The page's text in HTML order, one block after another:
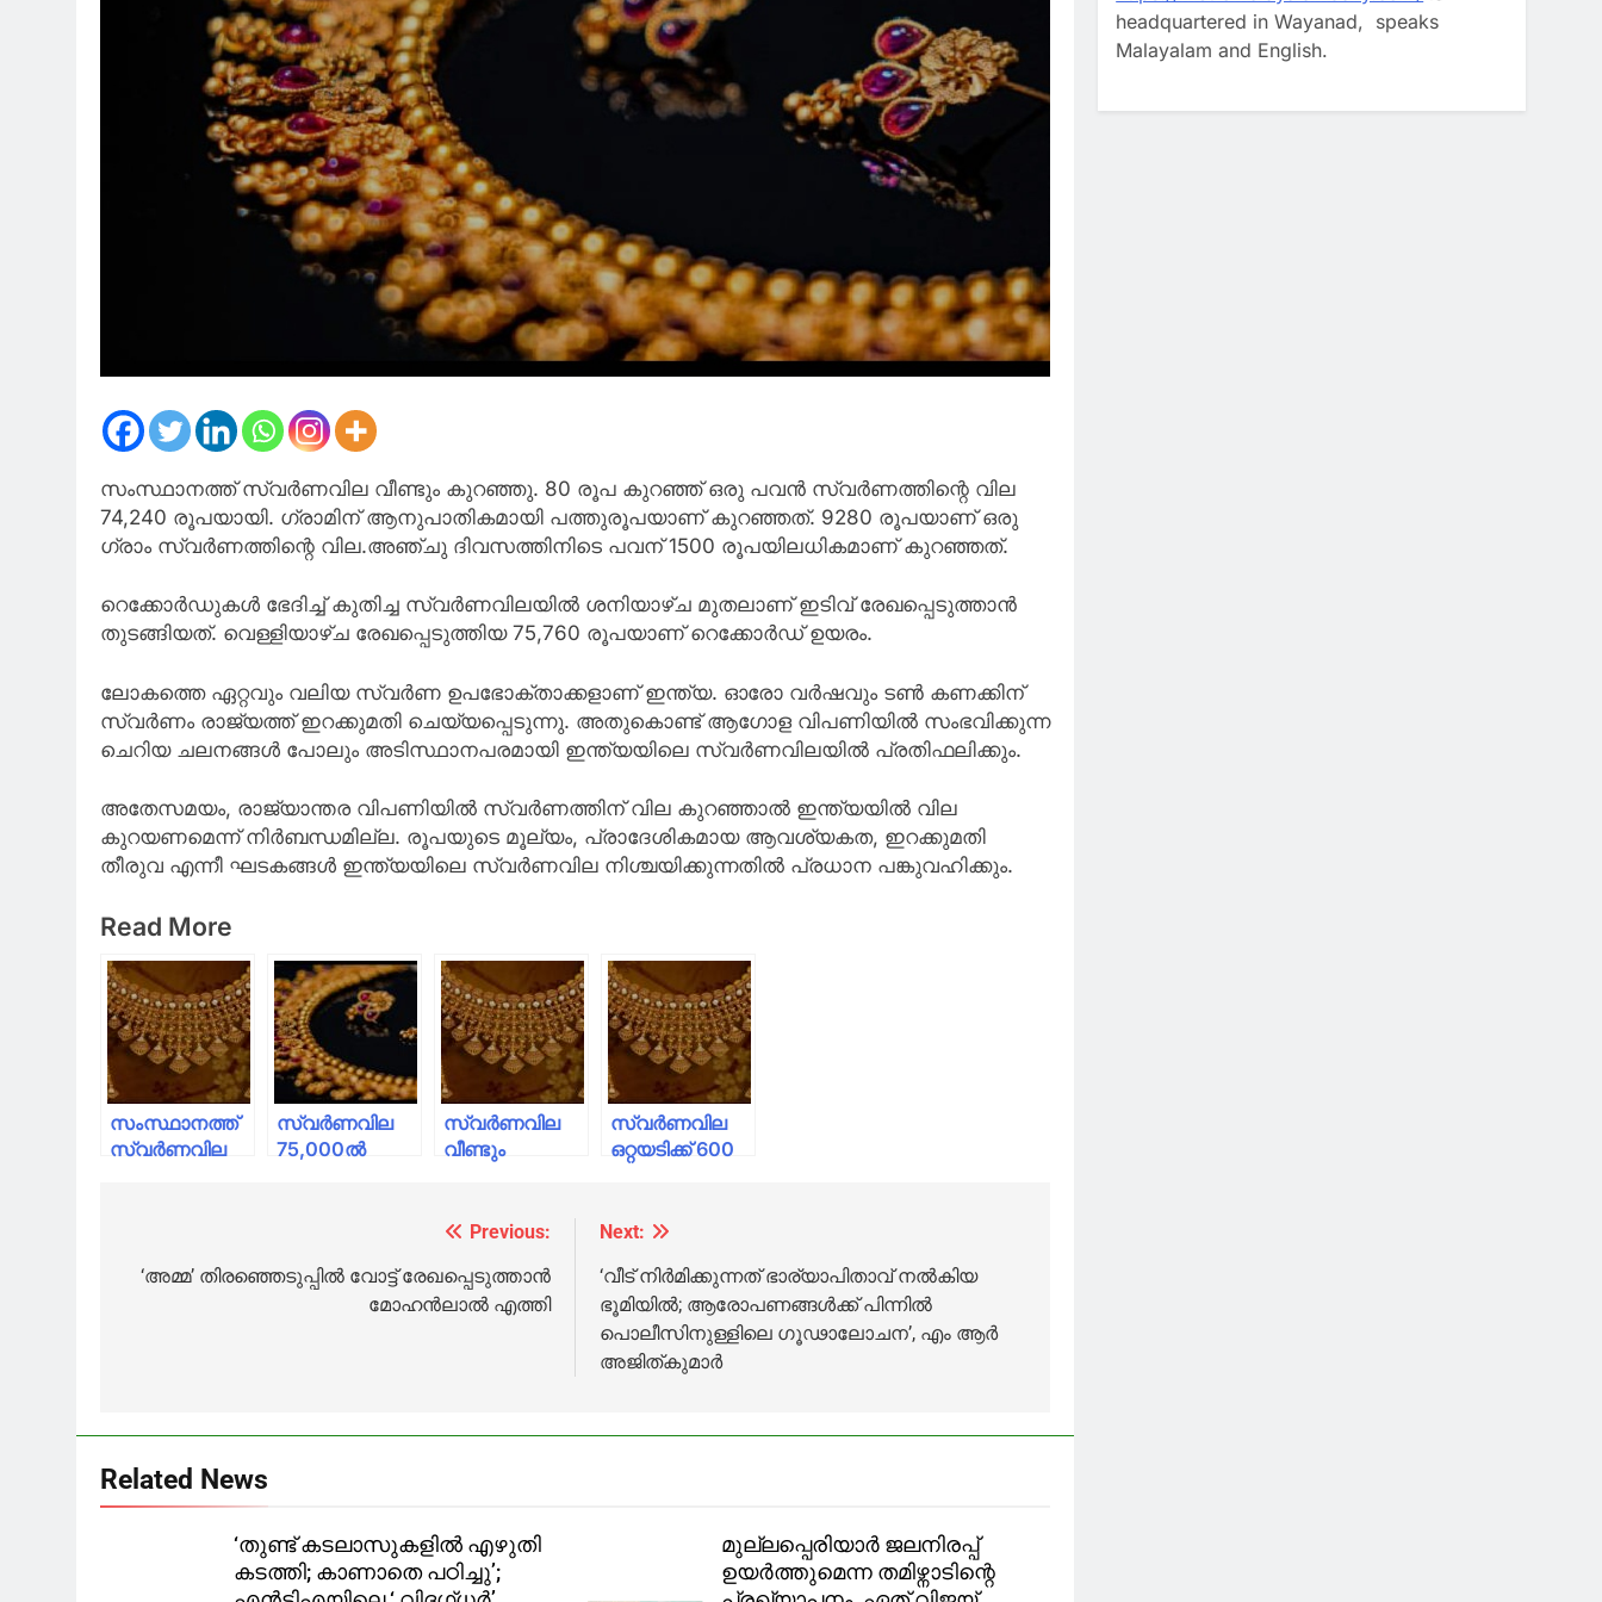
സംസ്ഥാനത്ത് സ്വര്‍ണവില വീണ്ടും കുറഞ്ഞു. 80 രൂപ കുറഞ്ഞ് ഒരു പവന്‍ സ്വര്‍ണത്തിന്റെ വില
74,240 രൂപയായി. ഗ്രാമിന് ആനുപാതികമായി പത്തുരൂപയാണ് കുറഞ്ഞത്. 9280 രൂപയാണ് ഒരു
ഗ്രാം സ്വര്‍ണത്തിന്റെ വില.അഞ്ചു ദിവസത്തിനിടെ പവന് 1500 രൂപയിലധികമാണ് കുറഞ്ഞത്.
റെക്കോര്‍ഡുകള്‍ ഭേദിച്ച് കുതിച്ച സ്വര്‍ണവിലയില്‍ ശനിയാഴ്ച മുതലാണ് ഇടിവ് രേഖപ്പെടുത്താന്‍
തുടങ്ങിയത്. വെള്ളിയാഴ്ച രേഖപ്പെടുത്തിയ 75,760 രൂപയാണ് റെക്കോര്‍ഡ് ഉയരം.
ലോകത്തെ ഏറ്റവും വലിയ സ്വര്‍ണ ഉപഭോക്താക്കളാണ് ഇന്ത്യ. ഓരോ വര്‍ഷവും ടണ്‍ കണക്കിന്
സ്വര്‍ണം രാജ്യത്ത് ഇറക്കുമതി ചെയ്യപ്പെടുന്നു. അതുകൊണ്ട് ആഗോള വിപണിയില്‍ സംഭവിക്കുന്ന
ചെറിയ ചലനങ്ങള്‍ പോലും അടിസ്ഥാനപരമായി ഇന്ത്യയിലെ സ്വര്‍ണവിലയില്‍ പ്രതിഫലിക്കും.
അതേസമയം, രാജ്യാന്തര വിപണിയില്‍ സ്വര്‍ണത്തിന് വില കുറഞ്ഞാല്‍ ഇന്ത്യയില്‍ വില
കുറയണമെന്ന് നിര്‍ബന്ധമില്ല. രൂപയുടെ മൂല്യം, പ്രാദേശികമായ ആവശ്യകത, ഇറക്കുമതി
തീരുവ എന്നീ ഘടകങ്ങള്‍ ഇന്ത്യയിലെ സ്വര്‍ണവില നിശ്ചയിക്കുന്നതില്‍ പ്രധാന പങ്കുവഹിക്കും.
Read More
സംസ്ഥാനത്ത്
സ്വര്‍ണവില
സ്വര്‍ണവില
75,000ല്‍
സ്വര്‍ണവില
വീണ്ടും
നിരക്കറിയാം
സ്വര്‍ണവില
ഒറ്റയടിക്ക് 600
നിരക്കുകള്‍
navigation
Previous:
‘അമ്മ’ തിരഞ്ഞെടുപ്പിൽ വോട്ട് രേഖപ്പെടുത്താൻ
മോഹൻലാൽ എത്തി
Next:
‘വീട് നിര്‍മിക്കുന്നത് ഭാര്യാപിതാവ് നല്‍കിയ
ഭൂമിയില്‍; ആരോപണങ്ങള്‍ക്ക് പിന്നില്‍
പൊലീസിനുള്ളിലെ ഗൂഢാലോചന’, എം ആര്‍
അജിത്കുമാര്‍
Related News
‘തുണ്ട് കടലാസുകളില്‍ എഴുതി
കടത്തി; കാണാതെ പഠിച്ചു’;
മുല്ലപ്പെരിയാർ ജലനിരപ്പ്
ഉയർത്തുമെന്ന തമിഴ്നാടിന്റെ
headquartered in Wayanad, speaks
Malayalam and English.